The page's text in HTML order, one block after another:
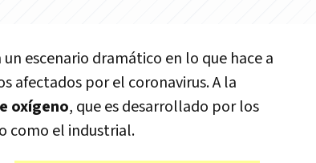
escenario dramático en lo que hace a
afectados por el coronavirus. A la
oxígeno, que es desarrollado por los
como el industrial.